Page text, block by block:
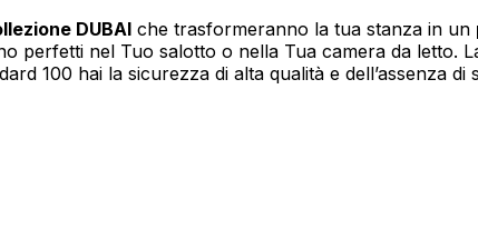
DUBAI che trasformeranno la tua stanza in un
perfetti nel Tuo salotto o nella Tua camera da letto.
100 hai la sicurezza di alta qualità e dell’assenza di
non funzionerà come previsto senza di essi. Questi cookie non